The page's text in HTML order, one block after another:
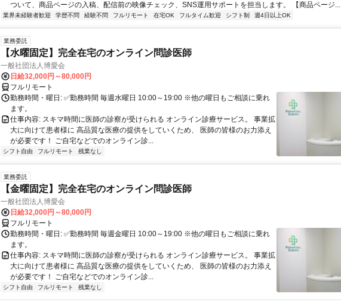
ついて、商品ページの入稿、配信前の映像チェック、SNS運用サポートを担当します。 【商品ページ...
業界未経験者歓迎 学歴不問 経験不問 フルリモート 在宅OK フルタイム歓迎 シフト制 週4日以上OK
業務委託
【水曜固定】完全在宅のオンライン問診医師
一般社団法人博愛会
日給32,000円～80,000円
フルリモート
勤務時間・曜日: ✅勤務時間 毎週水曜日 10:00～19:00 ※他の曜日もご相談に乗れ
ます。
仕事内容: スキマ時間に医師の診察が受けられる オンライン診療サービス。 事業拡
大に向けて患者様に 高品質な医療の提供をしていくため、 医師の皆様のお力添え
が必要です！ ご自宅などでのオンライン診...
シフト自由 フルリモート 残業なし
業務委託
【金曜固定】完全在宅のオンライン問診医師
一般社団法人博愛会
日給32,000円～80,000円
フルリモート
勤務時間・曜日: ✅勤務時間 毎週金曜日 10:00～19:00 ※他の曜日もご相談に乗れ
ます。
仕事内容: スキマ時間に医師の診察が受けられる オンライン診療サービス。 事業拡
大に向けて患者様に 高品質な医療の提供をしていくため、 医師の皆様のお力添え
が必要です！ ご自宅などでのオンライン診...
シフト自由 フルリモート 残業なし